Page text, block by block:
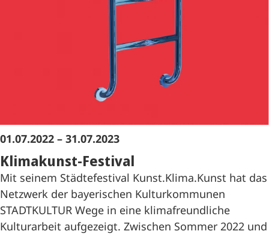
01.07.2022 – 31.07.2023
Klimakunst-Festival
Mit seinem Städtefestival Kunst.Klima.Kunst hat das
Netzwerk der bayerischen Kulturkommunen
STADTKULTUR Wege in eine klimafreundliche
Kulturarbeit aufgezeigt. Zwischen Sommer 2022 und